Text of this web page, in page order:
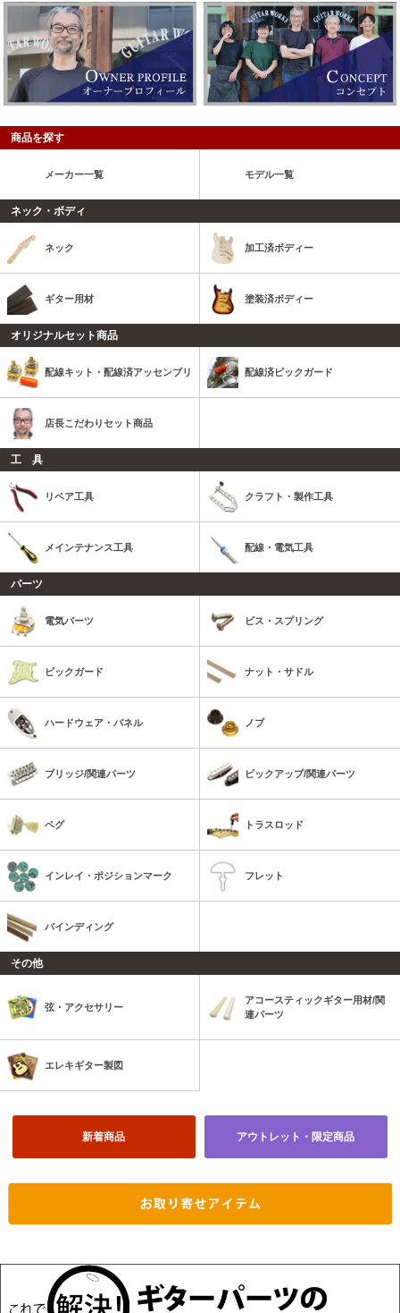
商品を探す
メーカー一覧 モデル一覧
ネック・ボディ
ネック 加工済ボディー
ギター用材 塗装済ボディー
オリジナルセット商品
配線キット・配線済アッセンブリ 配線済ピックガード
店長こだわりセット商品
工 具
リペア工具 クラフト・製作工具
メインテナンス工具 配線・電気工具
パーツ
電気パーツ ビス・スプリング
ピックガード ナット・サドル
ハードウェア・パネル ノブ
ブリッジ/関連パーツ ピックアップ/関連パーツ
ペグ トラスロッド
インレイ・ポジションマーク フレット
バインディング
その他
弦・アクセサリー
アコースティックギター用材/関
連パーツ
エレキギター製図
新着商品 アウトレット・限定商品